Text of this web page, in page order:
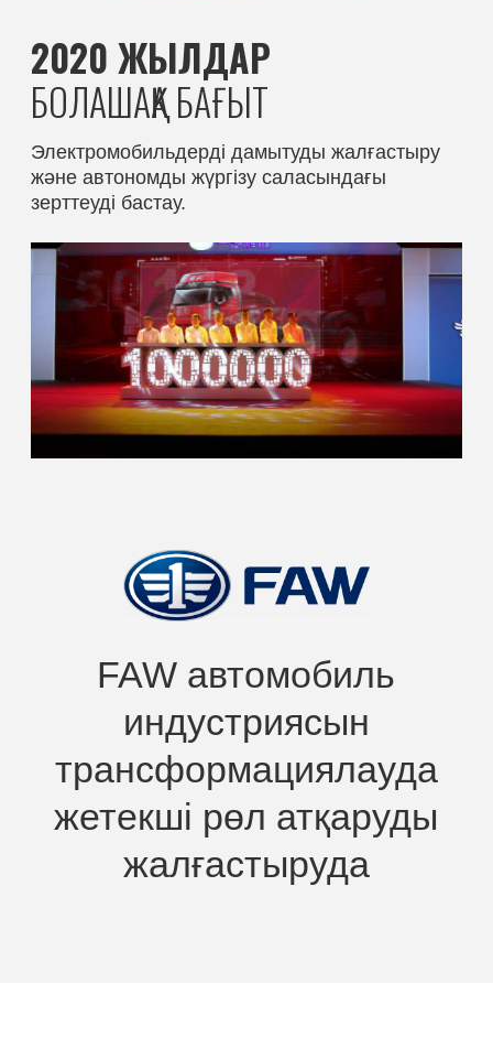
ул. Желтоксан 15 Г
Басқа қалалардың
байланыстары
Жс
Демалыс
Дс-Жм
09:00 – 19:00
Сб
09:00 – 18:00